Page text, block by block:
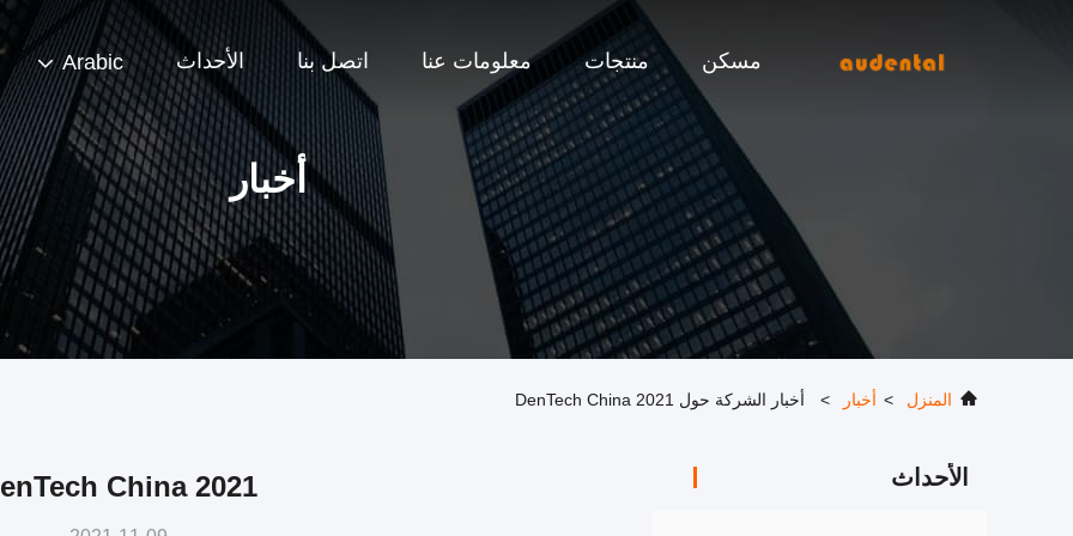
مسكن منتجات معلومات عنا اتصل بنا الأحداث Arabic
أخبار
المنزل > أخبار > أخبار الشركة حول DenTech China 2021
الأحداث China 2021